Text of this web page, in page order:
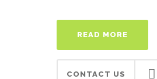
READ MORE
CONTACT US